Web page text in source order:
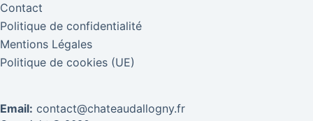
Contact
Politique de confidentialité
Mentions Légales
Politique de cookies (UE)
Email: contact@chateaudallogny.fr